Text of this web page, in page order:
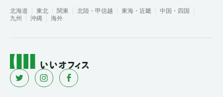
北海道
東北 関東 北陸・甲信越 東海・近畿
中国・四国
九州
沖縄 海外